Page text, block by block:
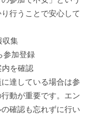
行うことで安心して
収集
参加登録
内を確認
達している場合は参
動が重要です。エン
確認も忘れずに行い